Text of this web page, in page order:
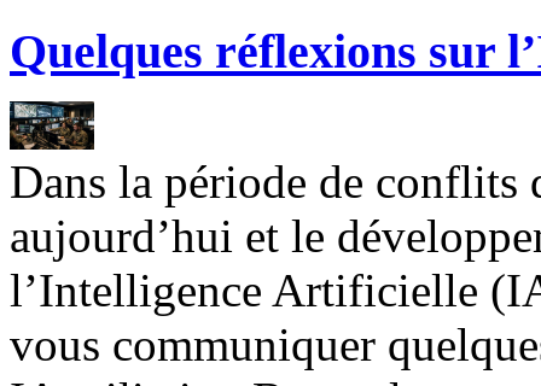
Quelques réflexions sur
Dans la période de conflits
aujourd’hui et le
l’Intelligence Artificielle
vous communiquer